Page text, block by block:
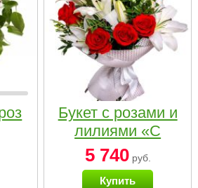
Букет с розами и
лилиями «С
наилучшими
пожеланиями»
5 740руб.
Купить